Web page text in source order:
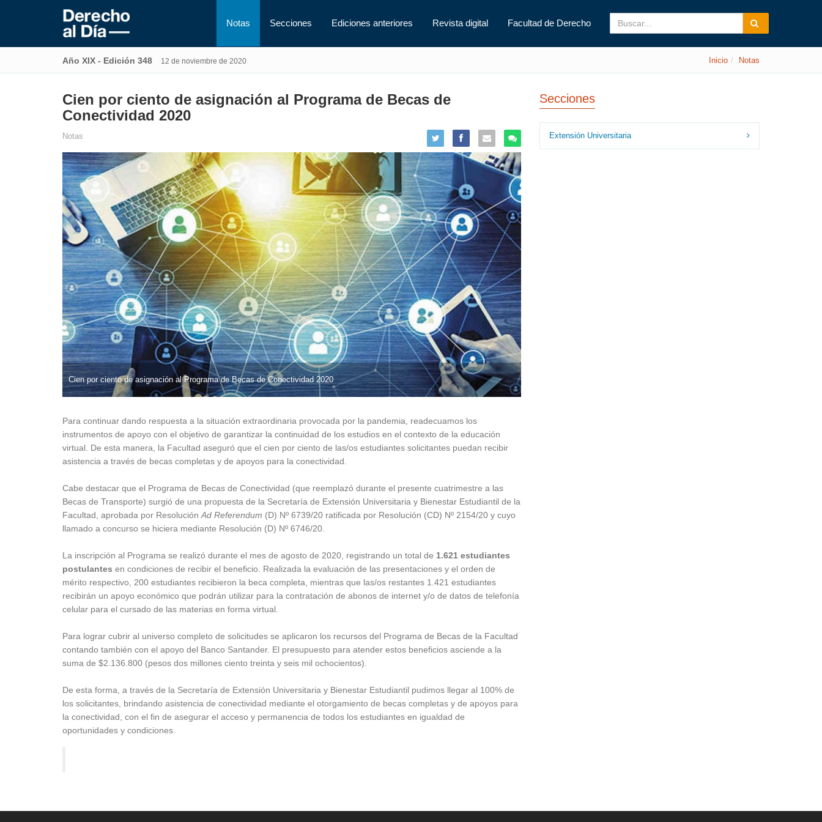
Notas Secciones Ediciones anteriores Revista digital Facultad de Derecho
Año XIX - Edición 348 12 de noviembre de 2020 Inicio Notas
Cien por ciento de asignación al Programa de Becas de
Conectividad 2020
Notas
Cien por ciento de asignación al Programa de Becas de Conectividad 2020
Para continuar dando respuesta a la situación extraordinaria provocada por la pandemia, readecuamos los
instrumentos de apoyo con el objetivo de garantizar la continuidad de los estudios en el contexto de la educación
virtual. De esta manera, la Facultad aseguró que el cien por ciento de las/os estudiantes solicitantes puedan recibir
asistencia a través de becas completas y de apoyos para la conectividad.
Cabe destacar que el Programa de Becas de Conectividad (que reemplazó durante el presente cuatrimestre a las
Becas de Transporte) surgió de una propuesta de la Secretaría de Extensión Universitaria y Bienestar Estudiantil de la
Facultad, aprobada por Resolución Ad Referendum (D) Nº 6739/20 ratificada por Resolución (CD) Nº 2154/20 y cuyo
llamado a concurso se hiciera mediante Resolución (D) Nº 6746/20.
La inscripción al Programa se realizó durante el mes de agosto de 2020, registrando un total de 1.621 estudiantes
postulantes en condiciones de recibir el beneficio. Realizada la evaluación de las presentaciones y el orden de
mérito respectivo, 200 estudiantes recibieron la beca completa, mientras que las/os restantes 1.421 estudiantes
recibirán un apoyo económico que podrán utilizar para la contratación de abonos de internet y/o de datos de telefonía
celular para el cursado de las materias en forma virtual.
Para lograr cubrir al universo completo de solicitudes se aplicaron los recursos del Programa de Becas de la Facultad
contando también con el apoyo del Banco Santander. El presupuesto para atender estos beneficios asciende a la
suma de $2.136.800 (pesos dos millones ciento treinta y seis mil ochocientos).
De esta forma, a través de la Secretaría de Extensión Universitaria y Bienestar Estudiantil pudimos llegar al 100% de
los solicitantes, brindando asistencia de conectividad mediante el otorgamiento de becas completas y de apoyos para
la conectividad, con el fin de asegurar el acceso y permanencia de todos los estudiantes en igualdad de
oportunidades y condiciones.
Secciones
Extensión Universitaria